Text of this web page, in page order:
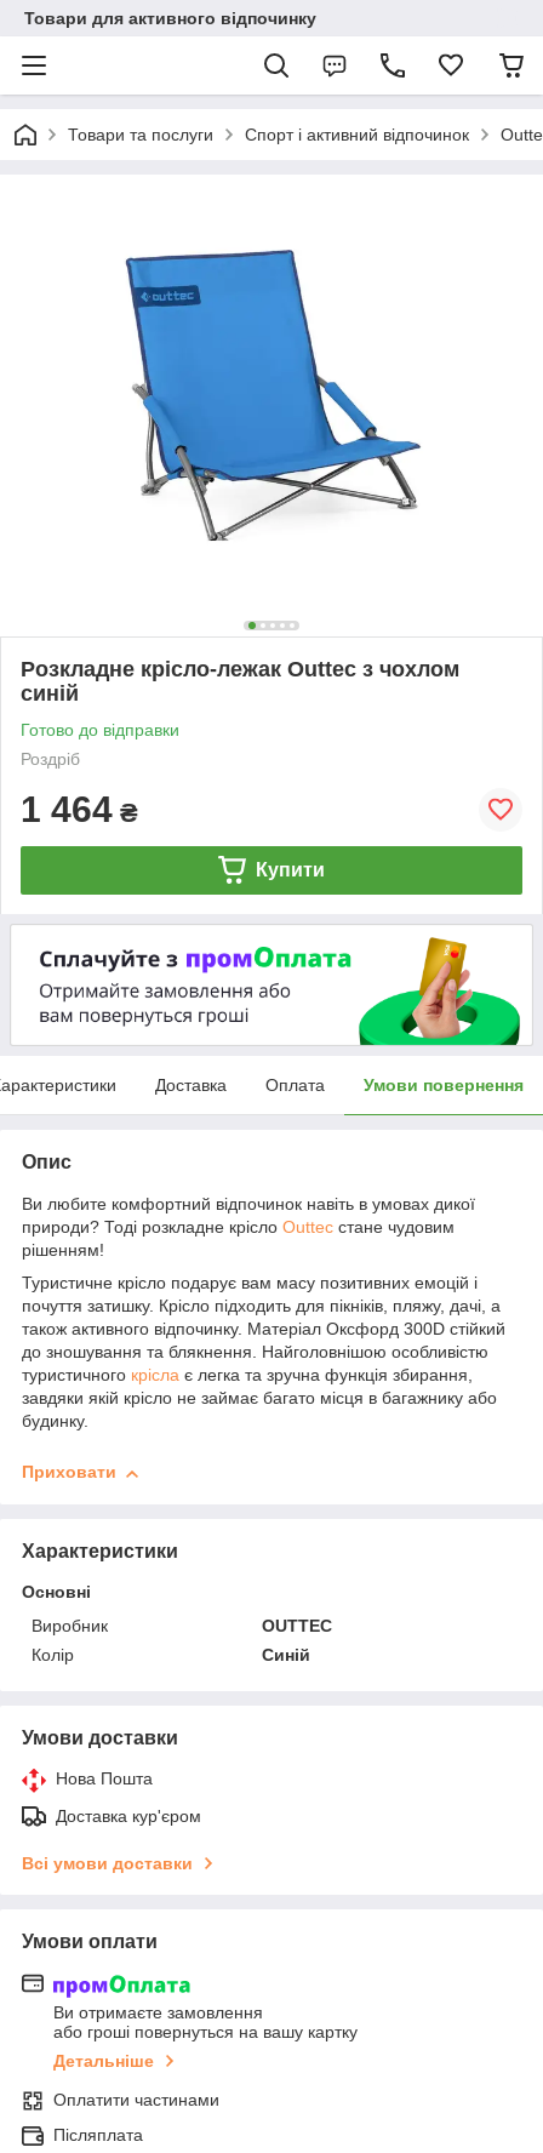
Товари для активного відпочинку
Товари та послуги Спорт і активний відпочинок
Розкладне крісло-лежак Outtec з чохлом
синій
Готово до відправки
Роздріб
1 464 ₴
Купити
Доставка Оплата Умови повернення
Опис
Ви любите комфортний відпочинок навіть в умовах дикої
природи? Тоді розкладне крісло Outtec стане чудовим
рішенням!
Туристичне крісло подарує вам масу позитивних емоцій і
почуття затишку. Крісло підходить для пікніків, пляжу, дачі, а
також активного відпочинку. Матеріал Оксфорд 300D стійкий
до зношування та блякнення. Найголовнішою особливістю
туристичного крісла є легка та зручна функція збирання,
завдяки якій крісло не займає багато місця в багажнику або
будинку.
Приховати
Характеристики
Основні
Виробник
OUTTEC
Колір
Синій
Умови доставки
Нова Пошта
Доставка кур'єром
Всі умови доставки
Умови оплати
Ви отримаєте замовлення
або гроші повернуться на вашу картку
Детальніше
Оплатити частинами
Післяплата